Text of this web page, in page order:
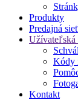
Produkty
Predajná
Užívateľská
Kódy
Kontakt